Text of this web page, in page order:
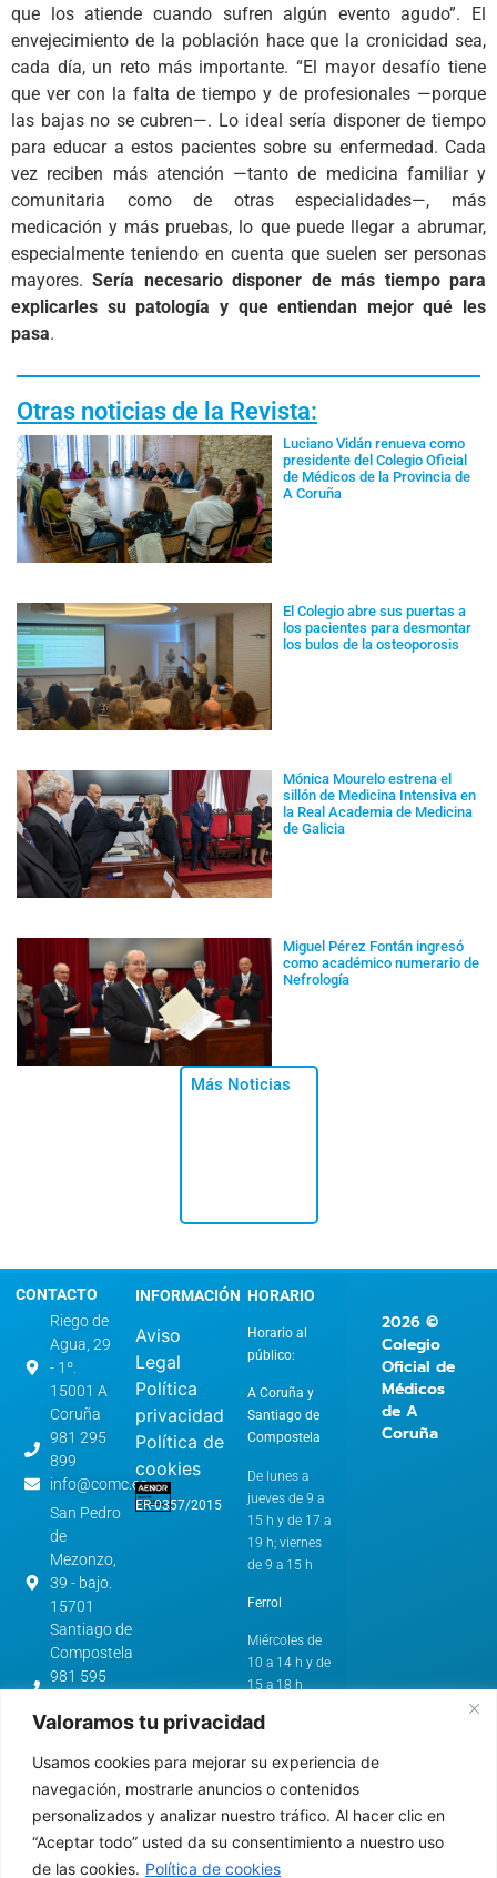
Valoramos tu privacidad
Usamos cookies para mejorar su experiencia de
navegación, mostrarle anuncios o contenidos
personalizados y analizar nuestro tráfico. Al hacer clic en
“Aceptar todo” usted da su consentimiento a nuestro uso
de las cookies. Política de cookies
que los atiende cuando sufren algún evento agudo”. El
envejecimiento de la población hace que la cronicidad sea,
cada día, un reto más importante. “El mayor desafío tiene
que ver con la falta de tiempo y de profesionales —porque
las bajas no se cubren—. Lo ideal sería disponer de tiempo
para educar a estos pacientes sobre su enfermedad. Cada
vez reciben más atención —tanto de medicina familiar y
comunitaria como de otras especialidades—, más
medicación y más pruebas, lo que puede llegar a abrumar,
especialmente teniendo en cuenta que suelen ser personas
mayores.Sería necesario disponer de más tiempo para
explicarles su patología y que entiendan mejor qué les
pasa.
Otras noticias de la Revista:
Luciano Vidán renueva como
presidente del Colegio Oficial
de Médicos de la Provincia de
A Coruña
El Colegio abre sus puertas a
los pacientes para desmontar
los bulos de la osteoporosis
Mónica Mourelo estrena el
sillón de Medicina Intensiva en
la Real Academia de Medicina
de Galicia
Miguel Pérez Fontán ingresó
como académico numerario de
Nefrología
Más Noticias
CONTACTO
Riego de
Agua, 29
- 1º.
15001 A
Coruña
981 295
899
info@comc.es
San Pedro
de
Mezonzo,
39 - bajo.
15701
Santiago de
Compostela
981 595
cstg@comc.es
de
Esteiro,
61.
15403 -
Ferrol
INFORMACIÓN
Aviso
Legal
Política
privacidad
Política de
cookies
ER-0357/2015
HORARIO
Horario al
público:
A Coruña y
Santiago de
Compostela
De lunes a
jueves de 9 a
15 h y de 17 a
19 h; viernes
de 9 a 15 h
Ferrol
Miércoles de
10 a 14 h y de
15 a 18 h
Horario de
A Coruña y
Santiago de
De lunes a
2026 ©
Colegio
Oficial de
Médicos
de A
Coruña